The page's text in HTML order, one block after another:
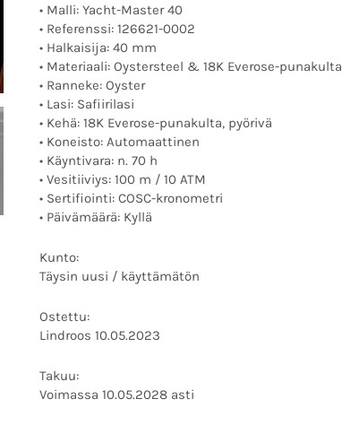
• Malli: Yacht-Master 40
• Referenssi: 126621-0002
• Halkaisija: 40 mm
• Materiaali: Oystersteel & 18K Everose-punakulta
• Ranneke: Oyster
• Lasi: Safiirilasi
• Kehä: 18K Everose-punakulta, pyörivä
• Koneisto: Automaattinen
• Käyntivara: n. 70 h
• Vesitiiviys: 100 m / 10 ATM
• Sertifiointi: COSC-kronometri
• Päivämäärä: Kyllä
Kunto:
Täysin uusi / käyttämätön
Ostettu:
Lindroos 10.05.2023
Takuu:
Voimassa 10.05.2028 asti